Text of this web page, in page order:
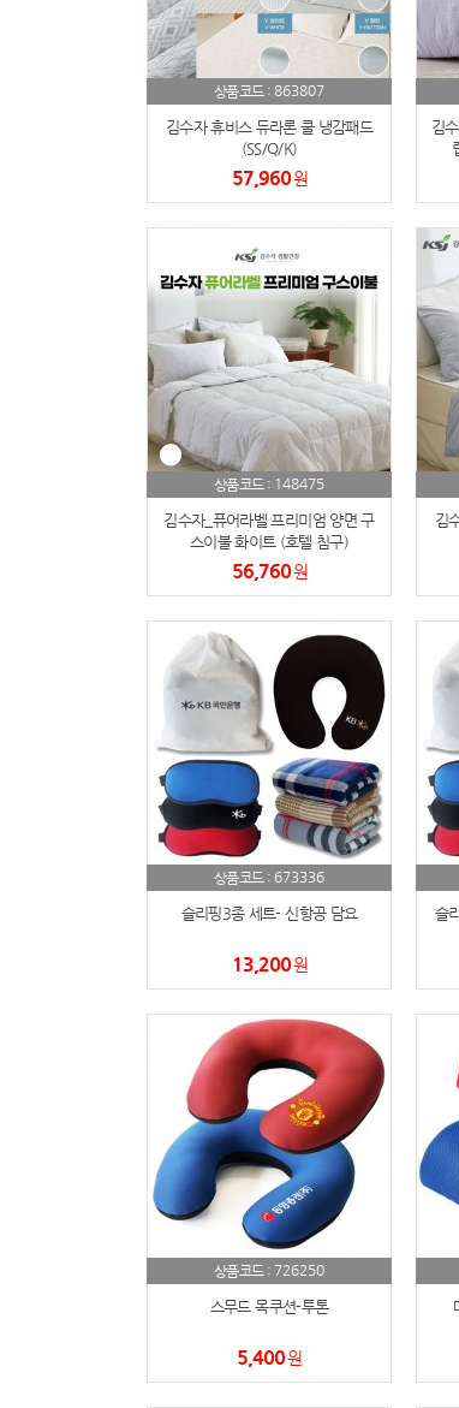
상품코드 : 863807
김수자 휴비스 듀라론 쿨 냉감패드
(SS/Q/K)
57,960원
김
상품코드 : 148475
김수자_퓨어라벨 프리미엄 양면 구
스이불 화이트 (호텔 침구)
56,760원
김
상품코드 : 673336
슬리핑3종 세트- 신항공 담요
13,200원
슬
상품코드 : 726250
스무드 목쿠션-투톤
5,400원